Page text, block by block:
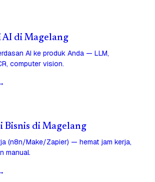
AI di Magelang
AI ke produk Anda — LLM,
computer vision.
Bisnis di Magelang
(n8n/Make/Zapier) — hemat jam kerja,
manual.